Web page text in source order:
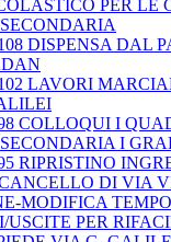
PER LE
DISPENSA DAL
LAVORI
COLLOQUI I
I
RIPRISTINO
DI VIA
MODIFICA
USCITE PER